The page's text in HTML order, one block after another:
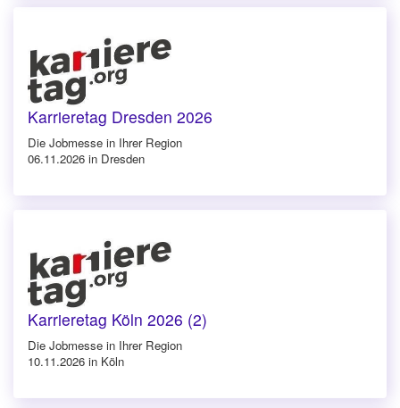
Karrieretag Dresden 2026
Die Jobmesse in Ihrer Region
06.11.2026 in Dresden
Karrieretag Köln 2026 (2)
Die Jobmesse in Ihrer Region
10.11.2026 in Köln